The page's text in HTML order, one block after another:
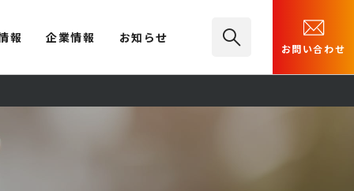
報 企業情報 お知らせ
お問い合わせ